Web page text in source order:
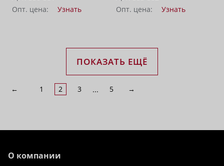
Опт. цена:
Узнать
Опт. цена:
Узнать
ПОКАЗАТЬ ЕЩЁ
← 1 2 3 ... 5 →
О компании